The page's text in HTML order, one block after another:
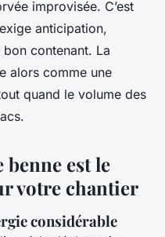
improvisée. C’est
anticipation,
contenant. La
alors comme une
quand le volume des
est le
votre chantier
considérable